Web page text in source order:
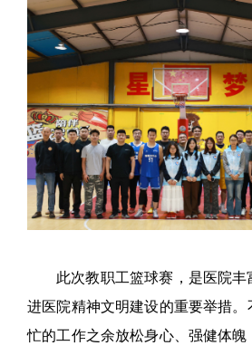
此次教职工篮球赛，是医院
进医院精神文明建设的重要举措。
忙的工作之余放松身心、强健体